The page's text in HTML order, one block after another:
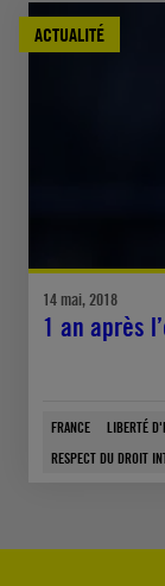
ACTUALITÉ
14 mai, 2018
1 an après
FRANCE LIBERTÉ
RESPECT DU DROIT